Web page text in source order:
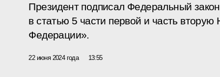
Президент подписал Федеральный
в статью 5 части первой и часть вторую
Федерации».
22 июня 2024 года 13:55